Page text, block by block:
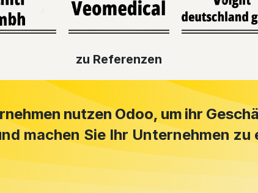
zu Referen​​z​​e​​​​​​n​​
nutzen Odoo, um ihr
machen Sie Ihr Unternehmen